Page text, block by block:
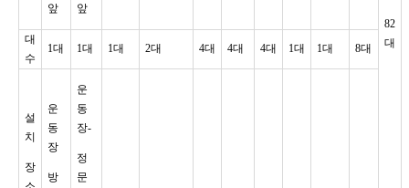
82
대
앞
앞
대
수
1대 1대 1대 2대 4대 4대 4대 1대 1대 8대
설
치
장
운
동
장
방
운
동
장-
정
문